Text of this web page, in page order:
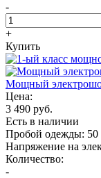
-
+
Купить
Мощный
Цена:
3 490 руб.
Есть в наличии
Пробой одежды:
Напряжение на
Количество:
-